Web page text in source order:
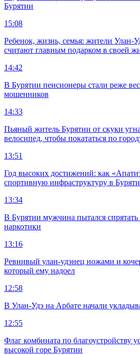
Бурятии
15:08
Ребенок, жизнь, семья: жители Улан-
считают главным подарком в своей
14:42
В Бурятии пенсионеры стали реже
мошенников
14:33
Пьяный житель Бурятии от скуки
велосипед, чтобы покататься по
13:51
Год высоких достижений: как
спортивную инфраструктуру в
13:34
В Бурятии мужчина пытался
наркотики
13:16
Ревнивый улан-удэнец ножами и
который ему надоел
12:58
В Улан-Удэ на Арбате начали
12:55
Флаг комбината по благоустройству
высокой горе Бурятии